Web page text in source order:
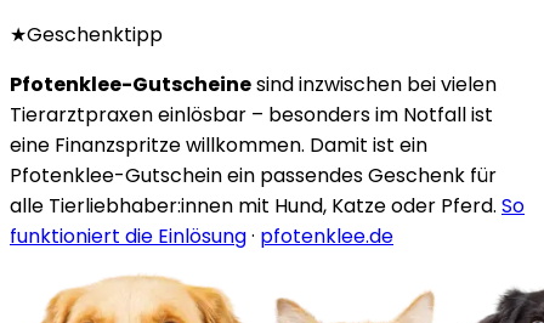
★Geschenktipp
Pfotenklee-Gutscheinesind inzwischen bei vielen
Tierarztpraxen einlösbar – besonders im Notfall ist
eine Finanzspritze willkommen. Damit ist ein
Pfotenklee-Gutschein ein passendes Geschenk für
alle Tierliebhaber:innen mit Hund, Katze oder Pferd. So
funktioniert die Einlösung· pfotenklee.de